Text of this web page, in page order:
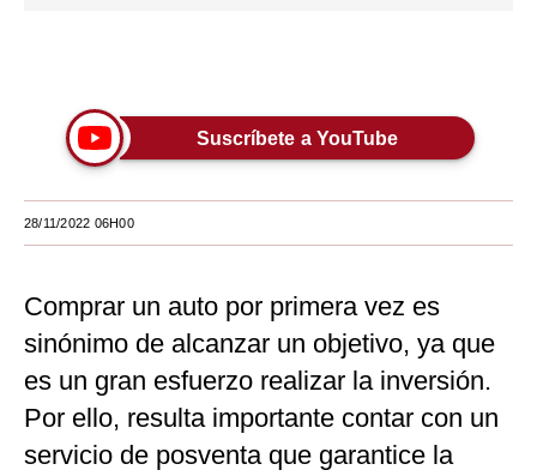
Viajes
Moda
Estilos
EEUU
España
Internacional
Suscríbete a YouTube
28/11/2022 06H00
Comprar un auto por primera vez es
sinónimo de alcanzar un objetivo, ya que
es un gran esfuerzo realizar la inversión.
Por ello, resulta importante contar con un
servicio de posventa que garantice la